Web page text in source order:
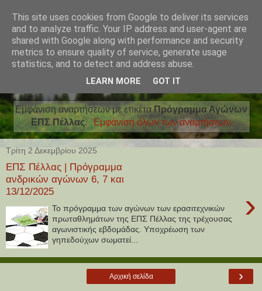
Εμφάνιση αναρτήσεων με ετικέταΠρόγραμμα Αγώνων
ΕΠΣ Πέλλας. Εμφάνιση όλων των αναρτήσεων
Τρίτη 2 Δεκεμβρίου 2025
ΕΠΣ Πέλλας | Πρόγραμμα
ανδρικών αγώνων 6, 7 και
13/12/2025
›
Το πρόγραμμα των αγώνων των ερασιτεχνικών
πρωταθλημάτων της ΕΠΣ Πέλλας της τρέχουσας
αγωνιστικής εβδομάδας. Υποχρέωση των
γηπεδούχων σωματεί...
›
Αρχική σελίδα
This site uses cookies from Google to deliver its services
and to analyze traffic. Your IP address and user-agent are
shared with Google along with performance and security
metrics to ensure quality of service, generate usage
statistics, and to detect and address abuse.
LEARN MORE GOT IT